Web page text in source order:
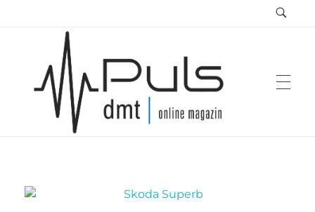
Puls Magazin
Zukunft der Mobilität